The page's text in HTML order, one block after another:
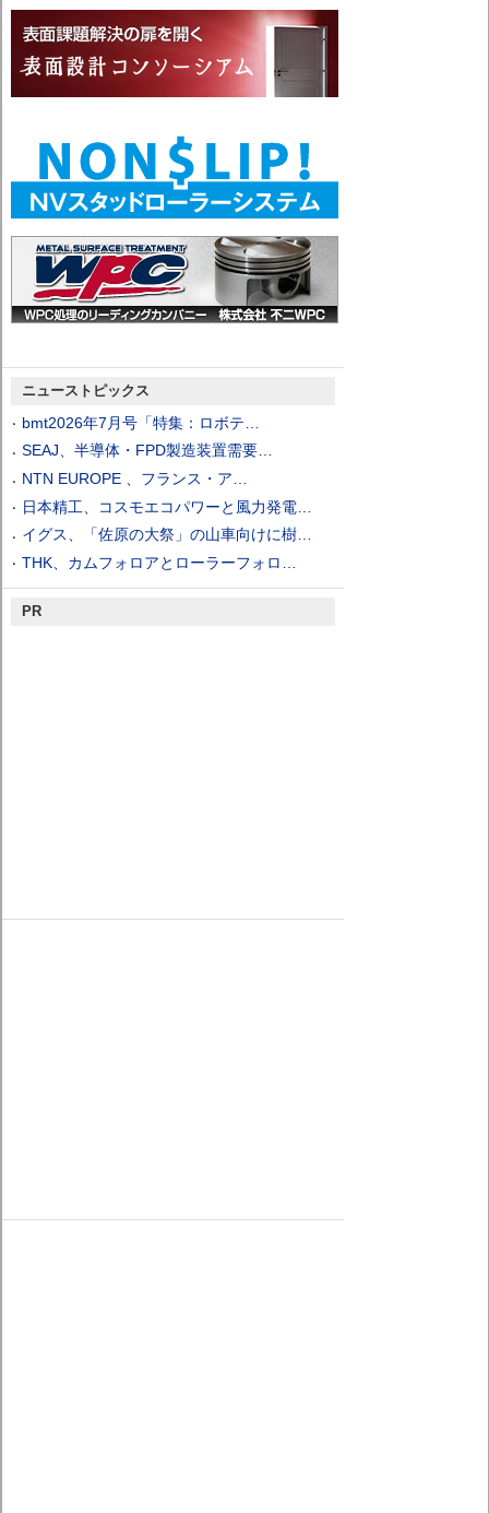
ニューストピックス
bmt2026年7月号「特集：ロボテ…
SEAJ、半導体・FPD製造装置需要…
NTN EUROPE 、フランス・ア…
日本精工、コスモエコパワーと風力発電…
イグス、「佐原の大祭」の山車向けに樹…
THK、カムフォロアとローラーフォロ…
PR